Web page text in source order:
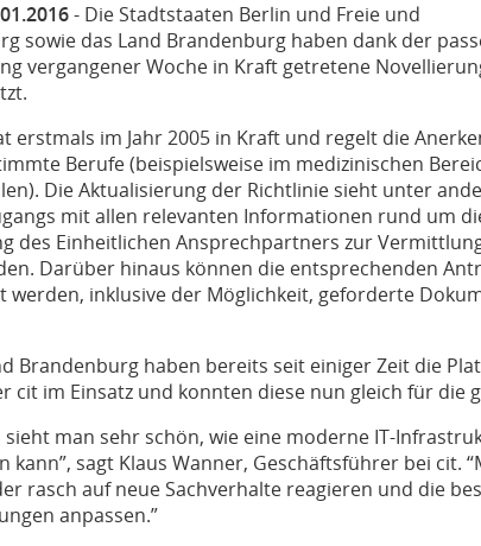
- Die Stadtstaaten Berlin und Freie und
sowie das Land Brandenburg haben dank der
vergangener Woche in Kraft getretene
erstmals im Jahr 2005 in Kraft und regelt die
Berufe (beispielsweise im medizinischen
Die Aktualisierung der Richtlinie sieht unter
mit allen relevanten Informationen rund um
des Einheitlichen Ansprechpartners zur
Darüber hinaus können die entsprechenden
werden, inklusive der Möglichkeit, geforderte
Brandenburg haben bereits seit einiger Zeit die
cit im Einsatz und konnten diese nun gleich für die
sieht man sehr schön, wie eine moderne IT-
kann”, sagt Klaus Wanner, Geschäftsführer bei cit.
rasch auf neue Sachverhalte reagieren und die
anpassen.”